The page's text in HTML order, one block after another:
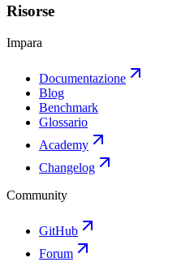
Risorse
Impara
Documentazione
Blog
Benchmark
Glossario
Academy
Changelog
Community
GitHub
Forum